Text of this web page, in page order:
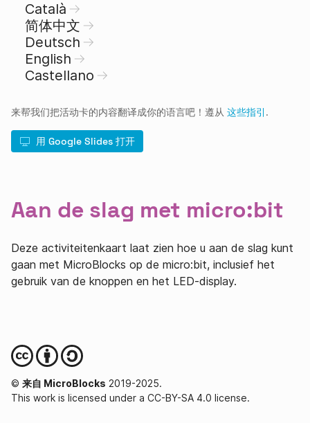
Català
简体中文
Deutsch
English
Castellano
来帮我们把活动卡的内容翻译成你的语言吧！遵从 这些指引 .
用 Google Slides 打开
Aan de slag met micro:bit
Deze activiteitenkaart laat zien hoe u aan de slag kunt
gaan met MicroBlocks op de micro:bit, inclusief het
gebruik van de knoppen en het LED-display.
© 来自 MicroBlocks 2019-2025.
This work is licensed under a CC-BY-SA 4.0 license.